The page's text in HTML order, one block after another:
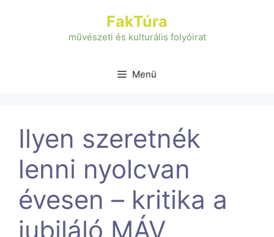
FakTúra
művészeti és kulturális folyóirat
Menü
Ilyen szeretnék
lenni nyolcvan
évesen – kritika a
jubiláló MÁV